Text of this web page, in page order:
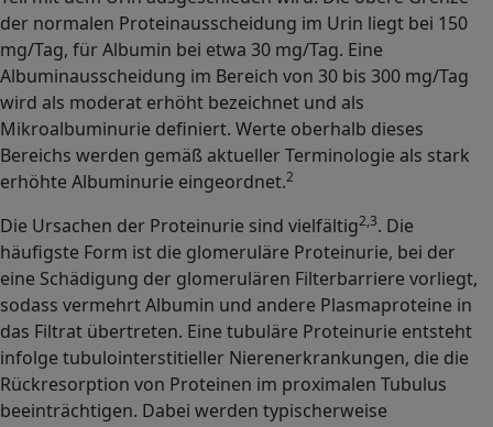
der normalen Proteinausscheidung im Urin liegt bei 150
mg/Tag, für Albumin bei etwa 30 mg/Tag. Eine
Albuminausscheidung im Bereich von 30 bis 300 mg/Tag
wird als moderat erhöht bezeichnet und als
Mikroalbuminurie definiert. Werte oberhalb dieses
Bereichs werden gemäß aktueller Terminologie als stark
erhöhte Albuminurie eingeordnet.2
Die Ursachen der Proteinurie sind vielfältig2,3. Die
häufigste Form ist die glomeruläre Proteinurie, bei der
eine Schädigung der glomerulären Filterbarriere vorliegt,
sodass vermehrt Albumin und andere Plasmaproteine in
das Filtrat übertreten. Eine tubuläre Proteinurie entsteht
infolge tubulointerstitieller Nierenerkrankungen, die die
Rückresorption von Proteinen im proximalen Tubulus
beeinträchtigen. Dabei werden typischerweise